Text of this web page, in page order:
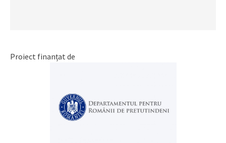
Proiect finanțat de